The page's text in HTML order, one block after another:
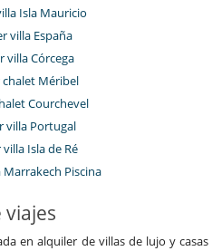
Isla Mauricio
villa España
villa Córcega
Méribel
Courchevel
villa Portugal
Isla de Ré
Piscina
viajes
en alquiler de villas de lujo y casas